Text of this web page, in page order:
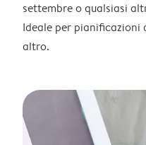
settembre o qualsiasi
Ideale per
altro.